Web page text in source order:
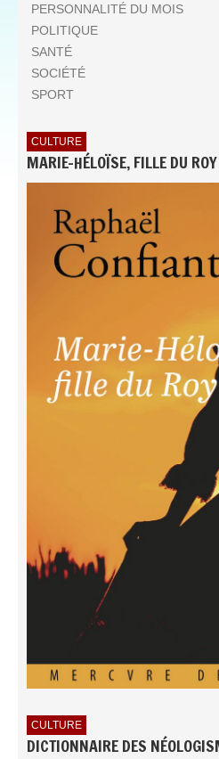
PERSONNALITÉ DU MOIS
POLITIQUE
SANTÉ
SOCIÉTÉ
SPORT
CULTURE
MARIE-HÉLOÏSE, FILLE DU
CULTURE
DICTIONNAIRE DES